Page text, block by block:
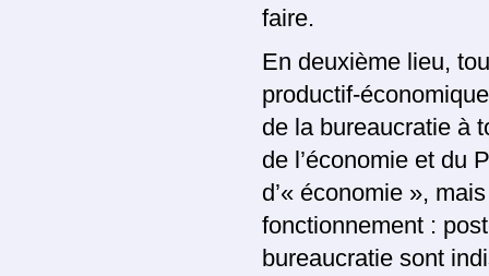
faire.
En deuxième lieu,
productif-
de la bureaucratie à
de l’économie et du
d’« économie »,
fonctionnement :
bureaucratie sont